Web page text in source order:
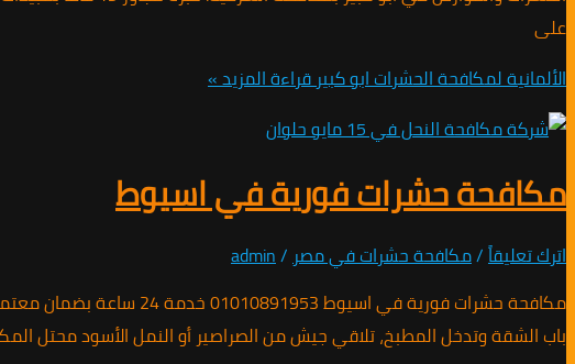
على
الألمانية لمكافحة الحشرات ابو كبيرقراءة المزيد »
مكافحة حشرات فورية في اسيوط
اترك تعليقاً/مكافحة حشرات في مصر/
admin
مكافحة حشرات فورية في
باب الشقة وتدخل المطبخ، تلاقي جيش من الصراصير أو النمل الأسود